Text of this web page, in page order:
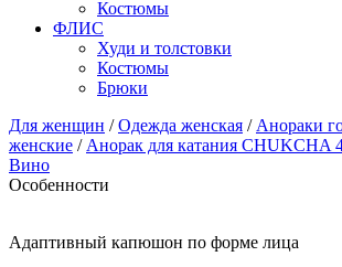
Костюмы
ФЛИС
Худи и толстовки
Костюмы
Брюки
Для женщин / Одежда женская / Анораки
женские / Анорак для катания CHUKCHA
Вино
Особенности
Адаптивный капюшон по форме лица